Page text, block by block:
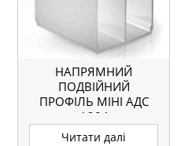
НАПРЯМНИЙ
ПОДВІЙНИЙ
ПРОФІЛЬ МІНІ АДС
А204
Читати далі